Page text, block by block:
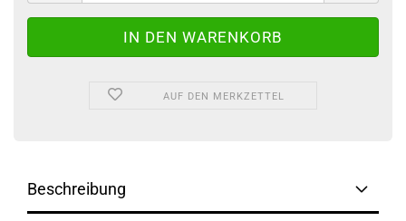
AUF DEN MERKZETTEL
Beschreibung